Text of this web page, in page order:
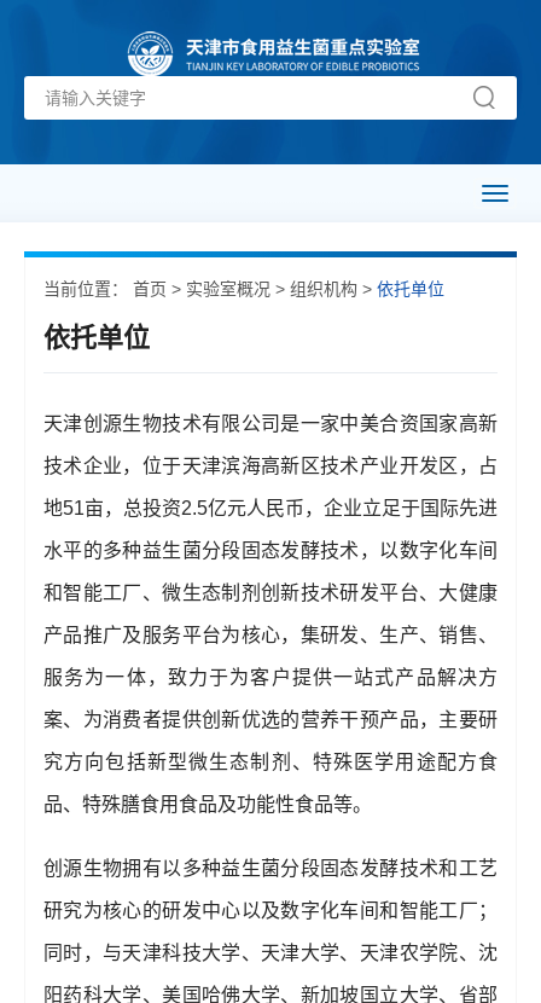
当前位置： 首页 > 实验室概况 > 组织机构 > 依托单位
依托单位
天津创源生物技术有限公司是一家中美合资国家高新
技术企业，位于天津滨海高新区技术产业开发区，占
地51亩，总投资2.5亿元人民币，企业立足于国际先进
水平的多种益生菌分段固态发酵技术，以数字化车间
和智能工厂、微生态制剂创新技术研发平台、大健康
产品推广及服务平台为核心，集研发、生产、销售、
服务为一体，致力于为客户提供一站式产品解决方
案、为消费者提供创新优选的营养干预产品，主要研
究方向包括新型微生态制剂、特殊医学用途配方食
品、特殊膳食用食品及功能性食品等。
创源生物拥有以多种益生菌分段固态发酵技术和工艺
研究为核心的研发中心以及数字化车间和智能工厂；
同时，与天津科技大学、天津大学、天津农学院、沈
阳药科大学、美国哈佛大学、新加坡国立大学、省部